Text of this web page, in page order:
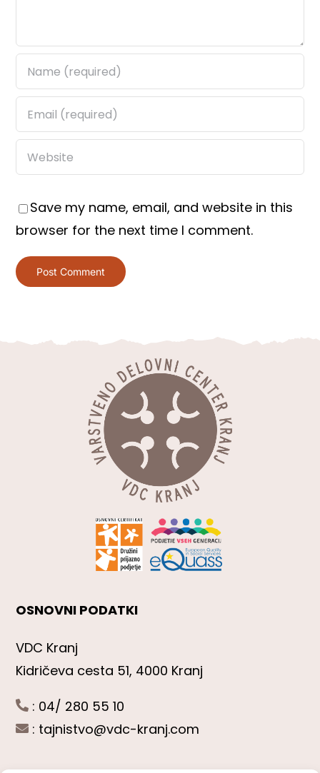
Save my name, email, and website in this
browser for the next time I comment.
OSNOVNI PODATKI
VDC Kranj
Kidričeva cesta 51, 4000 Kranj
: 04/ 280 55 10
: tajnistvo@vdc-kranj.com